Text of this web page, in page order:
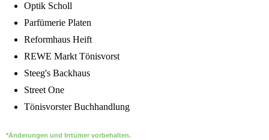
Optik Scholl
Parfümerie Platen
Reformhaus Heift
REWE Markt Tönisvorst
Steeg's Backhaus
Street One
Tönisvorster Buchhandlung
*Änderungen und Irrtümer vorbehalten.